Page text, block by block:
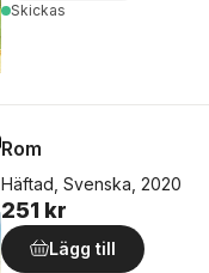
Skickas
Rom
Häftad, Svenska, 2020
251 kr
Lägg till